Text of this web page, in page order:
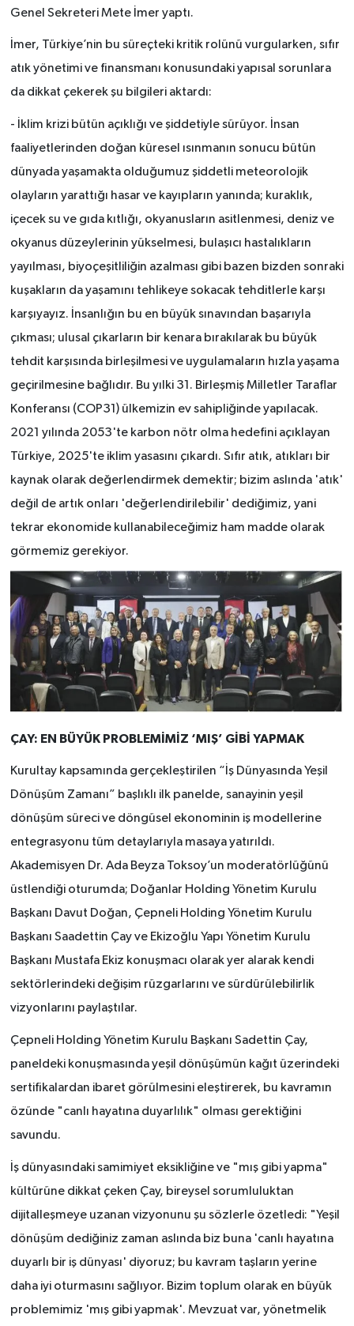
Genel Sekreteri Mete İmer yaptı.
İmer, Türkiye’nin bu süreçteki kritik rolünü vurgularken, sıfır
atık yönetimi ve finansmanı konusundaki yapısal sorunlara
da dikkat çekerek şu bilgileri aktardı:
- İklim krizi bütün açıklığı ve şiddetiyle sürüyor. İnsan
faaliyetlerinden doğan küresel ısınmanın sonucu bütün
dünyada yaşamakta olduğumuz şiddetli meteorolojik
olayların yarattığı hasar ve kayıpların yanında; kuraklık,
içecek su ve gıda kıtlığı, okyanusların asitlenmesi, deniz ve
okyanus düzeylerinin yükselmesi, bulaşıcı hastalıkların
yayılması, biyoçeşitliliğin azalması gibi bazen bizden sonraki
kuşakların da yaşamını tehlikeye sokacak tehditlerle karşı
karşıyayız. İnsanlığın bu en büyük sınavından başarıyla
çıkması; ulusal çıkarların bir kenara bırakılarak bu büyük
tehdit karşısında birleşilmesi ve uygulamaların hızla yaşama
geçirilmesine bağlıdır. Bu yılki 31. Birleşmiş Milletler Taraflar
Konferansı (COP31) ülkemizin ev sahipliğinde yapılacak.
2021 yılında 2053'te karbon nötr olma hedefini açıklayan
Türkiye, 2025'te iklim yasasını çıkardı. Sıfır atık, atıkları bir
kaynak olarak değerlendirmek demektir; bizim aslında 'atık'
değil de artık onları 'değerlendirilebilir' dediğimiz, yani
tekrar ekonomide kullanabileceğimiz ham madde olarak
görmemiz gerekiyor.
ÇAY: EN BÜYÜK PROBLEMİMİZ ‘MIŞ’ GİBİ YAPMAK
Kurultay kapsamında gerçekleştirilen “İş Dünyasında Yeşil
Dönüşüm Zamanı” başlıklı ilk panelde, sanayinin yeşil
dönüşüm süreci ve döngüsel ekonominin iş modellerine
entegrasyonu tüm detaylarıyla masaya yatırıldı.
Akademisyen Dr. Ada Beyza Toksoy’un moderatörlüğünü
üstlendiği oturumda; Doğanlar Holding Yönetim Kurulu
Başkanı Davut Doğan, Çepneli Holding Yönetim Kurulu
Başkanı Saadettin Çay ve Ekizoğlu Yapı Yönetim Kurulu
Başkanı Mustafa Ekiz konuşmacı olarak yer alarak kendi
sektörlerindeki değişim rüzgarlarını ve sürdürülebilirlik
vizyonlarını paylaştılar.
Çepneli Holding Yönetim Kurulu Başkanı Sadettin Çay,
paneldeki konuşmasında yeşil dönüşümün kağıt üzerindeki
sertifikalardan ibaret görülmesini eleştirerek, bu kavramın
özünde "canlı hayatına duyarlılık" olması gerektiğini
savundu.
İş dünyasındaki samimiyet eksikliğine ve "mış gibi yapma"
kültürüne dikkat çeken Çay, bireysel sorumluluktan
dijitalleşmeye uzanan vizyonunu şu sözlerle özetledi: "Yeşil
dönüşüm dediğiniz zaman aslında biz buna 'canlı hayatına
duyarlı bir iş dünyası' diyoruz; bu kavram taşların yerine
daha iyi oturmasını sağlıyor. Bizim toplum olarak en büyük
problemimiz 'mış gibi yapmak'. Mevzuat var, yönetmelik